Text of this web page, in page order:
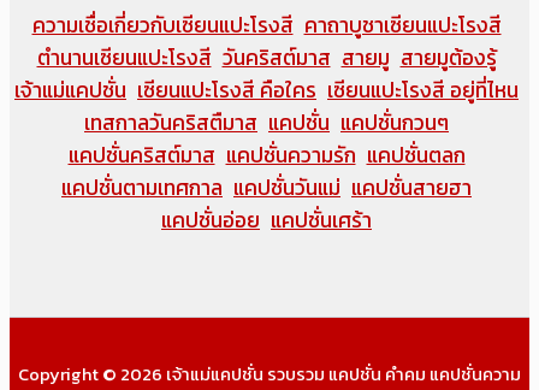
ความเชื่อเกี่ยวกับเซียนแปะโรงสี คาถาบูชาเซียนแปะโรงสี
ตำนานเซียนแปะโรงสี วันคริสต์มาส สายมู สายมูต้องรู้
เจ้าแม่แคปชั่น เซียนแปะโรงสี คือใคร เซียนแปะโรงสี อยู่ที่ไหน
เทสกาลวันคริสตืมาส แคปชั่น แคปชั่นกวนๆ
แคปชั่นคริสต์มาส แคปชั่นความรัก แคปชั่นตลก
แคปชั่นตามเทศกาล แคปชั่นวันแม่ แคปชั่นสายฮา
แคปชั่นอ่อย แคปชั่นเศร้า
Copyright © 2026 เจ้าแม่แคปชั่น รวบรวม แคปชั่น คำคม แคปชั่นความ